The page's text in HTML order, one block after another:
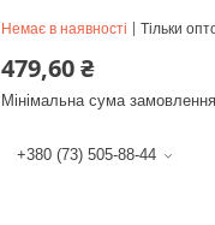
Немає в наявності Тільки
479,60 ₴
Мінімальна сума
+380 (73) 505-88-44